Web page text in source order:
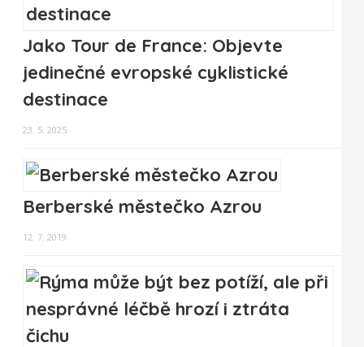
Jako Tour de France: Objevte
jedinečné evropské cyklistické
destinace
23. 5. 2025
Berberské městečko Azrou
12. 7. 2019